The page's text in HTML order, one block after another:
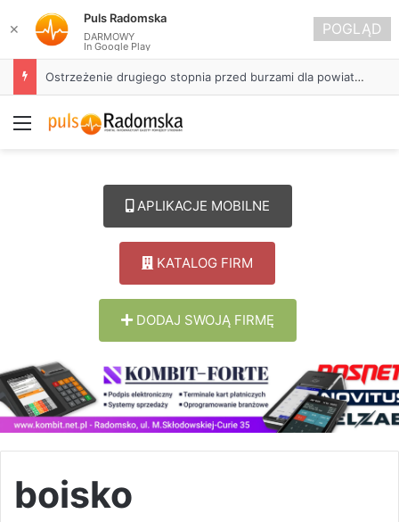
Ostrzeżenie drugiego stopnia przed burzami dla powiatu radomszczańskiego
Menu
APLIKACJE MOBILNE
KATALOG FIRM
DODAJ SWOJĄ FIRMĘ
boisko
✕
Puls Radomska
DARMOWY
In Google Play
POGLĄD